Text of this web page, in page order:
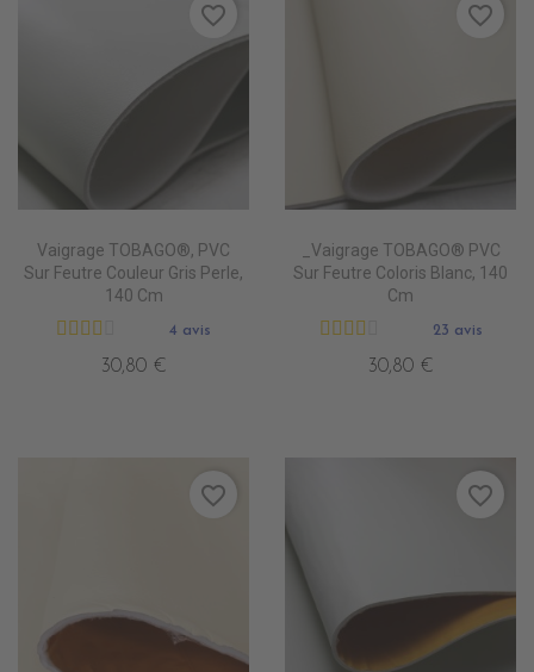
Vaigrage TOBAGO®, PVC
Sur Feutre Couleur Gris Perle,
140 Cm
4 avis
30,80 €
favorite_border
_Vaigrage TOBAGO® PVC
Sur Feutre Coloris Blanc, 140
Cm
23 avis
30,80 €
favorite_border
favorite_border favorite_border